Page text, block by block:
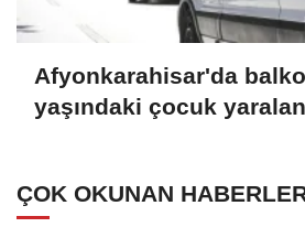
Afyonkarahisar'da
yaşındaki çocuk
ÇOK OKUNAN